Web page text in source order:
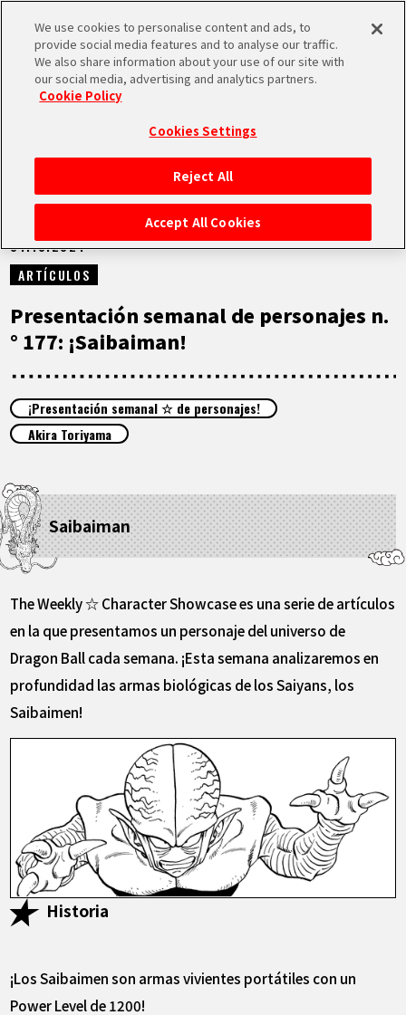
MEN
INICIO
NOTICIAS
LO MÁS DESTACADO
VÍDEOS
ARTÍCULOS
LANGUAGE
NOTICIAS
01.10.2024
ARTÍCULOS
Presentación semanal de personajes n.
° 177: ¡Saibaiman!
¡Presentación semanal ☆ de personajes!
Akira Toriyama
Saibaiman
The Weekly ☆ Character Showcase es una serie de artículos
en la que presentamos un personaje del universo de
Dragon Ball cada semana. ¡Esta semana analizaremos en
profundidad las armas biológicas de los Saiyans, los
Saibaimen!
Historia
¡Los Saibaimen son armas vivientes portátiles con un
Power Level de 1200!
We use cookies to personalise content and ads, to
provide social media features and to analyse our traffic.
We also share information about your use of our site with
our social media, advertising and analytics partners.
Cookie Policy
Cookies Settings
Reject All
Accept All Cookies